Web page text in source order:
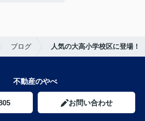
ブログ 人気の大高小学校区に登場！
不動産のやべ
お問い合わせ